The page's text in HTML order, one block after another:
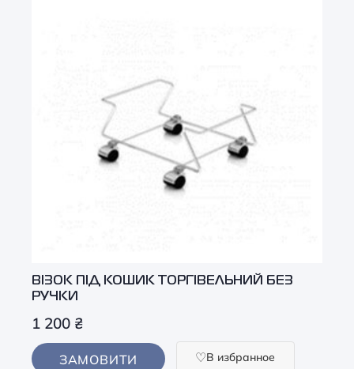
ВІЗОК ПІД КОШИК ТОРГІВЕЛЬНИЙ БЕЗ
РУЧКИ
1 200 ₴
ЗАМОВИТИ В избранное